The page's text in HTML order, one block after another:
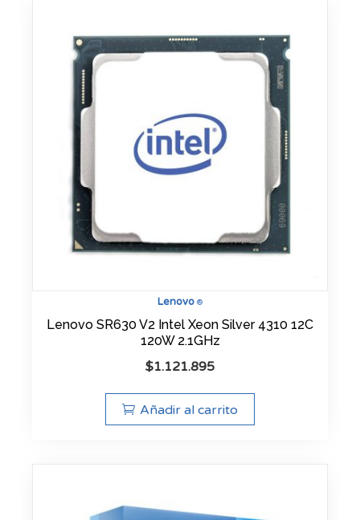
Lenovo ®
Lenovo SR630 V2 Intel Xeon Silver 4310 12C
120W 2.1GHz
$1.121.895
Añadir al carrito